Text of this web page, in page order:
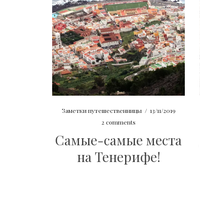
Заметки путешественницы / 13/11/2019
2 comments
Самые-самые места
на Тенерифе!